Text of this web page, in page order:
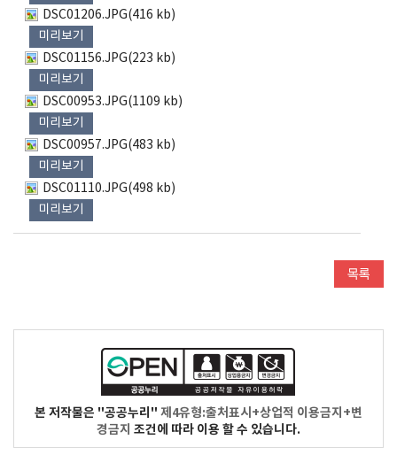
DSC01206.JPG(416 kb)
미리보기
DSC01156.JPG(223 kb)
미리보기
DSC00953.JPG(1109 kb)
미리보기
DSC00957.JPG(483 kb)
미리보기
DSC01110.JPG(498 kb)
미리보기
본 저작물은 "공공누리" 제4유형:출처표시+상업적 이용금지+변
경금지 조건에 따라 이용 할 수 있습니다.